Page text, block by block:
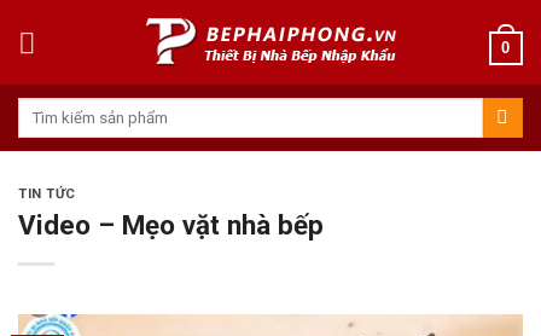
0
Tìm
TIN TỨC
Video – Mẹo vặt nhà bếp